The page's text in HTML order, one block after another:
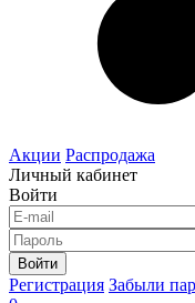
Акции Распродажа
Личный кабинет
Войти
Войти
Регистрация Забыли